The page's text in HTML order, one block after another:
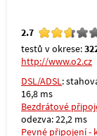
2.7
testů v okrese:
http://www.o2.cz
DSL/ADSL:
16,8 ms
Bezdrátové
odezva: 22,2 ms
Pevné připojení -